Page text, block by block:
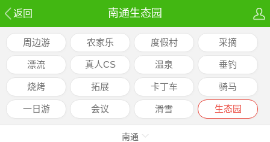
返回 南通生态园
周边游 农家乐 度假村 采摘
漂流 真人CS 温泉 垂钓
烧烤 拓展 卡丁车 骑马
一日游 会议 滑雪 生态园
南通